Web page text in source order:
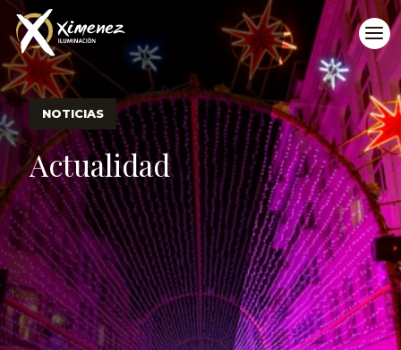
NOTICIAS
Actualidad